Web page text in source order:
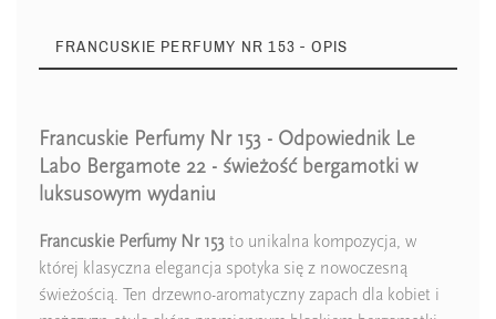
FRANCUSKIE PERFUMY NR 153 - OPIS
Francuskie Perfumy Nr 153 - Odpowiednik Le
Labo Bergamote 22 - świeżość bergamotki w
luksusowym wydaniu
Francuskie Perfumy Nr 153 to unikalna kompozycja, w
której klasyczna elegancja spotyka się z nowoczesną
świeżością. Ten drzewno-aromatyczny zapach dla kobiet i
Zaperfumowanie 22%
Ean13 5906826203722